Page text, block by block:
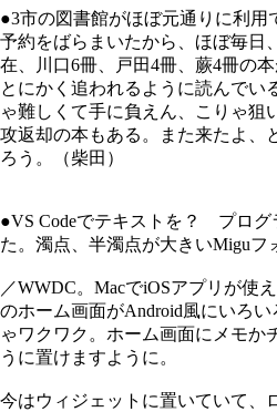
●3市の図書館がほぼ元通りに利用
予約をばらまいたから、ほぼ毎日
在、川口6冊、戸田4冊、蕨4冊の
とにかく追われるように読んでい
ゃ難しくて手に負えん、こりゃ狙
攻返却の本もある。また来たよ、
ろう。（柴田）
●VS Codeでテキストを？ プログ
た。濁点、半濁点が大きいMiguフ
／WWDC。MacでiOSアプリが使
のホーム画面がAndroid風にいろ
ゃワクワク。ホーム画面にメモか
うに置けますように。
今はウィジェットに置いていて、